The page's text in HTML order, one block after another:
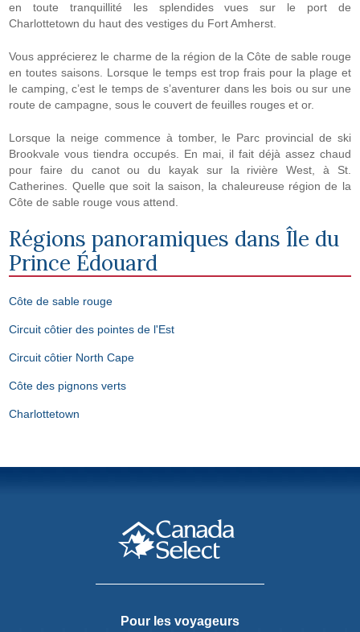
en toute tranquillité les splendides vues sur le port de
Charlottetown du haut des vestiges du Fort Amherst.
Vous apprécierez le charme de la région de la Côte de sable rouge
en toutes saisons. Lorsque le temps est trop frais pour la plage et
le camping, c’est le temps de s’aventurer dans les bois ou sur une
route de campagne, sous le couvert de feuilles rouges et or.
Lorsque la neige commence à tomber, le Parc provincial de ski
Brookvale vous tiendra occupés. En mai, il fait déjà assez chaud
pour faire du canot ou du kayak sur la rivière West, à St.
Catherines. Quelle que soit la saison, la chaleureuse région de la
Côte de sable rouge vous attend.
Régions panoramiques dans Île du
Prince Édouard
Côte de sable rouge
Circuit côtier des pointes de l'Est
Circuit côtier North Cape
Côte des pignons verts
Charlottetown
Pour les voyageurs